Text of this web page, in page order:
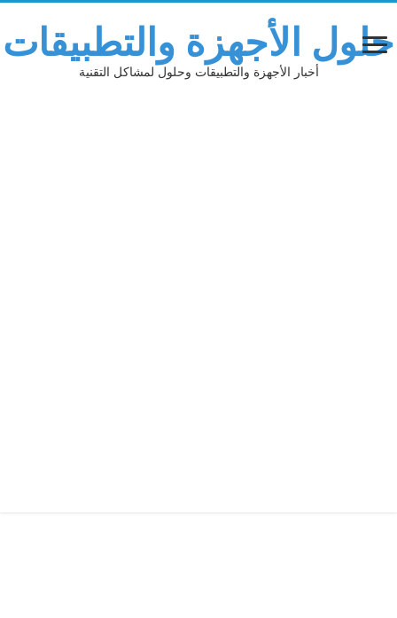
حلول الأجهزة والتطبيقات
أخبار الأجهزة والتطبيقات وحلول لمشاكل التقنية